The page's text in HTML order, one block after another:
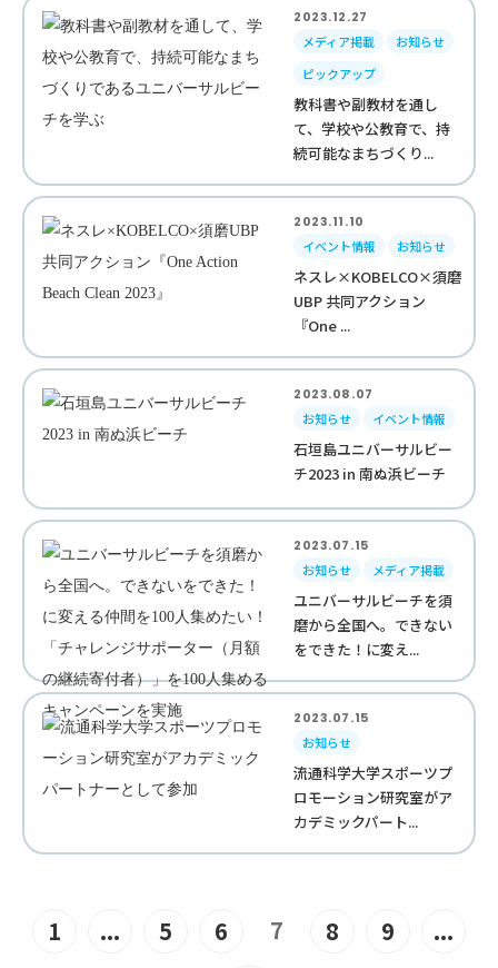
2023.12.27
メディア掲載
お知らせ
ピックアップ
教科書や副教材を通し
て、学校や公教育で、持
続可能なまちづくり...
2023.11.10
イベント情報
お知らせ
ネスレ×KOBELCO×須磨
UBP 共同アクション
『One ...
2023.08.07
お知らせ
イベント情報
石垣島ユニバーサルビー
チ2023 in 南ぬ浜ビーチ
2023.07.15
お知らせ
メディア掲載
ユニバーサルビーチを須
磨から全国へ。できない
をできた！に変え...
2023.07.15
お知らせ
流通科学大学スポーツプ
ロモーション研究室がア
カデミックパート...
1 ... 5 6 7 8 9
...